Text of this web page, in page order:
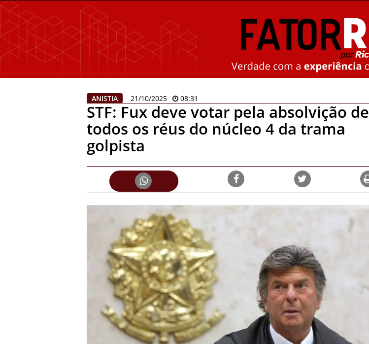
ANISTIA 21/10/2025 08:31
STF: Fux deve votar pela absolvição de
todos os réus do núcleo 4 da trama
golpista